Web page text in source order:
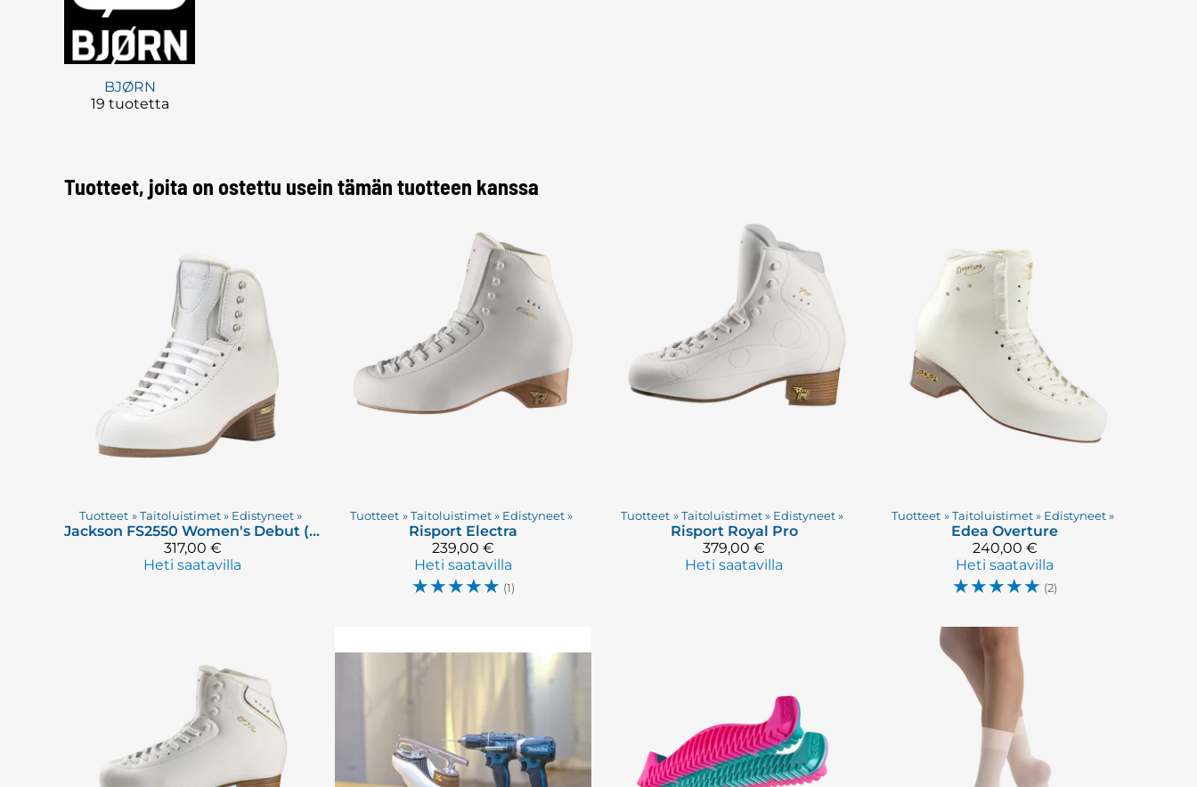
BJØRN
19 tuotetta
Tuotteet, joita on ostettu usein tämän tuotteen kanssa
Tuotteet ‪» Taitoluistimet‪» Edistyneet ‪»
Jackson
FS2550 Women's Debut (UUSI)
317,00 €
Heti saatavilla
Tuotteet ‪» Taitoluistimet‪» Edistyneet ‪»
Risport Electra
239,00 €
Heti saatavilla
☆☆☆☆☆ (1)
Tuotteet ‪» Taitoluistimet‪» Edistyneet ‪»
Risport Royal Pro
379,00 €
Heti saatavilla
Tuotteet ‪» Taitoluistimet‪» Edistyneet ‪»
Edea Overture
240,00 €
Heti saatavilla
☆☆☆☆☆ (2)